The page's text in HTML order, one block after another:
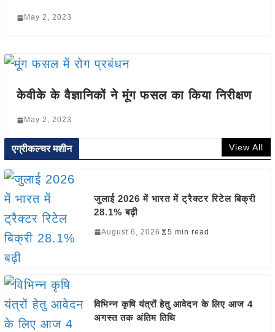
May 2, 2023
केवीके के वैज्ञानिकों ने मूंग फसल का किया निरीक्षण
May 2, 2023
एग्रीकल्चर मशीन View All
जुलाई 2026 में भारत में ट्रैक्टर रिटेल बिक्री
28.1% बढ़ी
August 6, 2026 5 min read
विभिन्न कृषि यंत्रों हेतु आवेदन के लिए आज 4
अगस्त तक अंतिम तिथि